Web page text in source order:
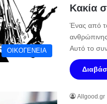
ΟΙΚΟΓΕΝΕΙΑ
Κακία
Ένας από
Αυτό το
Allgood.gr